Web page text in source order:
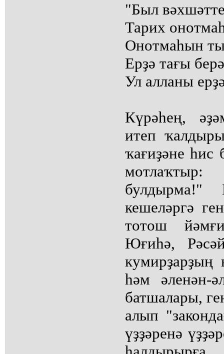
"Был
Тарих
Онотмаһын
Ерҙә тағы
Ул алланы
Күрәһең,
итеп
ҡағиҙәне
кешеләргә
тотош
Юғиһә,
кумирҙарҙың
һәм әленән-
батшалары,
алып
үҙҙәренә